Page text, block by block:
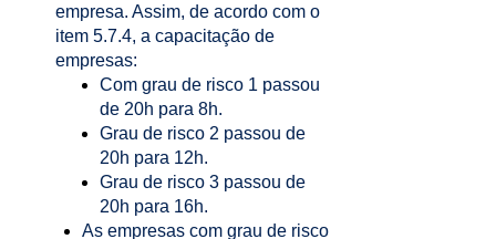
empresa. Assim, de acordo com o
item 5.7.4, a capacitação de
empresas:
Com grau de risco 1 passou
de 20h para 8h.
Grau de risco 2 passou de
20h para 12h.
Grau de risco 3 passou de
20h para 16h.
As empresas com grau de risco